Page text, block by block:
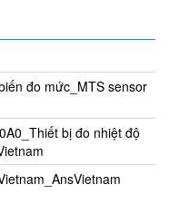
đo mức_MTS sensor
bị đo nhiệt độ